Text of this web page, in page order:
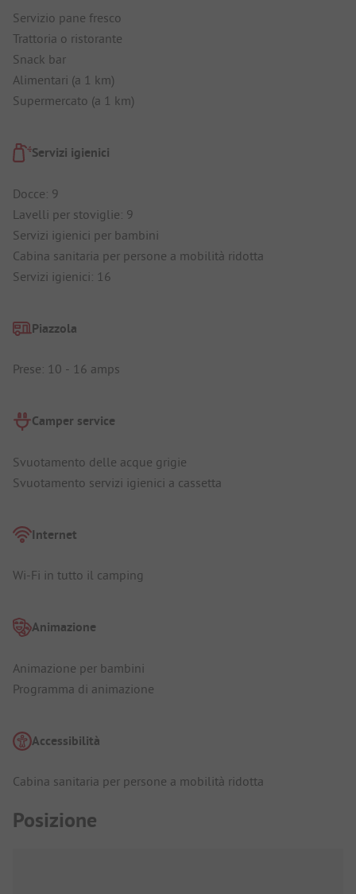
Servizio pane fresco
Trattoria o ristorante
Snack bar
Alimentari (a 1 km)
Supermercato (a 1 km)
Servizi igienici
Docce: 9
Lavelli per stoviglie: 9
Servizi igienici per bambini
Cabina sanitaria per persone a mobilità ridotta
Servizi igienici: 16
Piazzola
Prese: 10 - 16 amps
Camper service
Svuotamento delle acque grigie
Svuotamento servizi igienici a cassetta
Internet
Wi-Fi in tutto il camping
Animazione
Animazione per bambini
Programma di animazione
Accessibilità
Cabina sanitaria per persone a mobilità ridotta
Posizione